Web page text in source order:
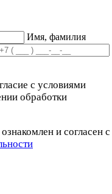
Имя, фамилия
с условиями
обработки
и согласен с